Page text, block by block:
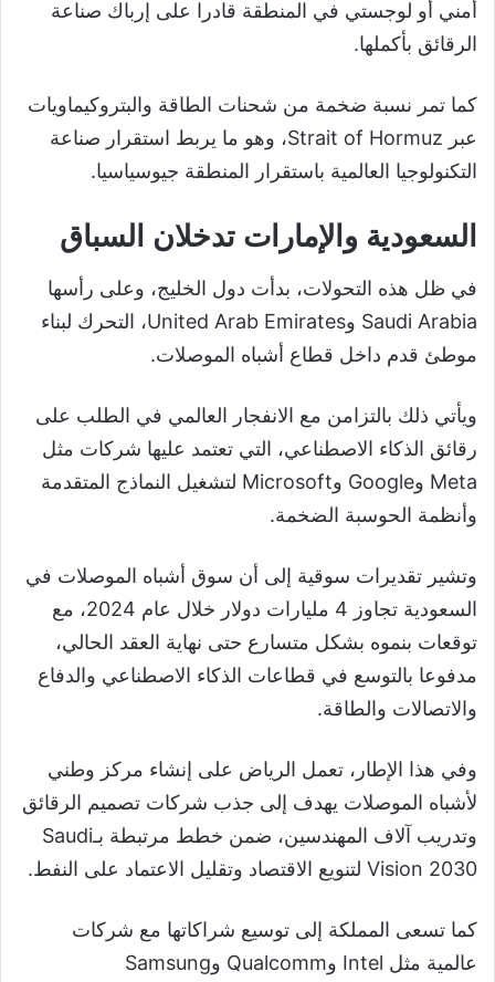
أمني أو لوجستي في المنطقة قادرا على إرباك صناعة
الرقائق بأكملها.
كما تمر نسبة ضخمة من شحنات الطاقة والبتروكيماويات
عبر Strait of Hormuz، وهو ما يربط استقرار صناعة
التكنولوجيا العالمية باستقرار المنطقة جيوسياسيا.
السعودية والإمارات تدخلان السباق
في ظل هذه التحولات، بدأت دول الخليج، وعلى رأسها
Saudi Arabia وUnited Arab Emirates، التحرك لبناء
موطئ قدم داخل قطاع أشباه الموصلات.
ويأتي ذلك بالتزامن مع الانفجار العالمي في الطلب على
رقائق الذكاء الاصطناعي، التي تعتمد عليها شركات مثل
Meta وGoogle وMicrosoft لتشغيل النماذج المتقدمة
وأنظمة الحوسبة الضخمة.
وتشير تقديرات سوقية إلى أن سوق أشباه الموصلات في
السعودية تجاوز 4 مليارات دولار خلال عام 2024، مع
توقعات بنموه بشكل متسارع حتى نهاية العقد الحالي،
مدفوعا بالتوسع في قطاعات الذكاء الاصطناعي والدفاع
والاتصالات والطاقة.
وفي هذا الإطار، تعمل الرياض على إنشاء مركز وطني
لأشباه الموصلات يهدف إلى جذب شركات تصميم الرقائق
وتدريب آلاف المهندسين، ضمن خطط مرتبطة بـSaudi
Vision 2030 لتنويع الاقتصاد وتقليل الاعتماد على النفط.
كما تسعى المملكة إلى توسيع شراكاتها مع شركات
عالمية مثل Intel وQualcomm وSamsung